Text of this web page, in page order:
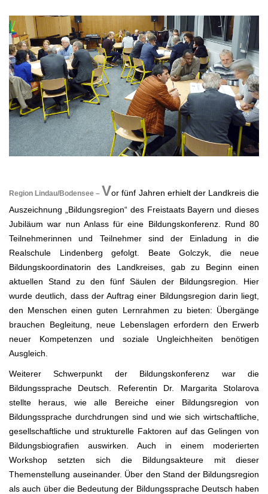
Region Lindau/Bodensee – Vor fünf Jahren erhielt der Landkreis die
Auszeichnung „Bildungsregion“ des Freistaats Bayern und dieses
Jubiläum war nun Anlass für eine Bildungskonferenz. Rund 80
Teilnehmerinnen und Teilnehmer sind der Einladung in die
Realschule Lindenberg gefolgt. Beate Golczyk, die neue
Bildungskoordinatorin des Landkreises, gab zu Beginn einen
aktuellen Stand zu den fünf Säulen der Bildungsregion. Hier
wurde deutlich, dass der Auftrag einer Bildungsregion darin liegt,
den Menschen einen guten Lernrahmen zu bieten: Übergänge
brauchen Begleitung, neue Lebenslagen erfordern den Erwerb
neuer Kompetenzen und soziale Ungleichheiten benötigen
Ausgleich.
Weiterer Schwerpunkt der Bildungskonferenz war die
Bildungssprache Deutsch. Referentin Dr. Margarita Stolarova
stellte heraus, wie alle Bereiche einer Bildungsregion von
Bildungssprache durchdrungen sind und wie sich wirtschaftliche,
gesellschaftliche und strukturelle Faktoren auf das Gelingen von
Bildungsbiografien auswirken. Auch in einem moderierten
Workshop setzten sich die Bildungsakteure mit dieser
Themenstellung auseinander. Über den Stand der Bildungsregion
als auch über die Bedeutung der Bildungssprache Deutsch haben